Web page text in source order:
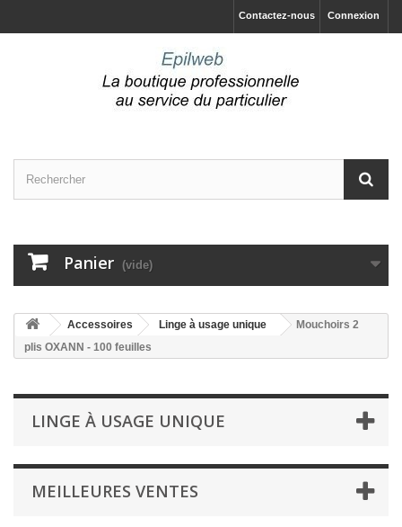
Connexion
Contactez-nous
Panier (vide)
Accessoires Linge à usage unique
Mouchoirs 2
plis OXANN - 100 feuilles
LINGE À USAGE UNIQUE
MEILLEURES VENTES